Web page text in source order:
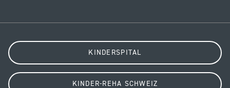
KINDERSPITAL
KINDER-REHA SCHWEIZ